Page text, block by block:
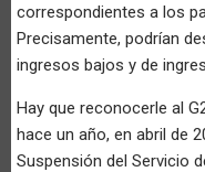
correspondientes a los
Precisamente, podrían
ingresos bajos y de
Hay que reconocerle al
hace un año, en abril de
Suspensión del Servicio